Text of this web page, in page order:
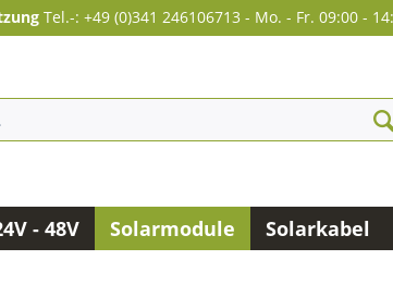
Tel.-: +49 (0)341 246106713 - Mo. - Fr. 09:00 -
- 48V Solarmodule Solarkabel